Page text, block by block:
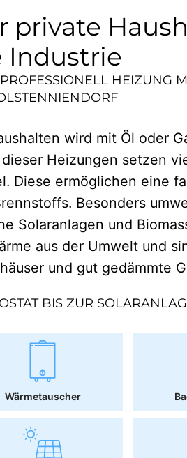
private
Industrie
HEIZUNG
wird mit Öl oder
Heizungen setzen
Diese ermöglichen eine
Besonders
Solaranlagen und
aus der Umwelt und
und gut gedämmte
BIS ZUR
Wärmetauscher